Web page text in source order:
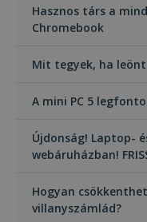
Hasznos társ a
Chromebook
Mit tegyek, ha
A mini PC 5
Újdonság! Laptop-
webáruházban!
Hogyan
villanyszámlád?